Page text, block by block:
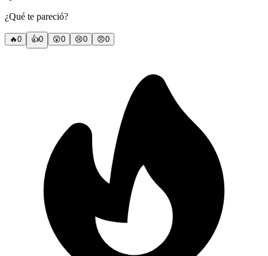
¿Qué te pareció?
🔥0 👍0 😲0 😢0 😠0